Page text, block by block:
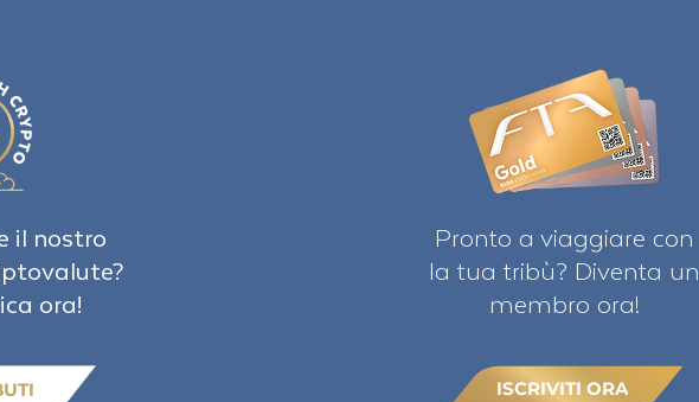
il nostro
ora!
Pronto a viaggiare con
la tua tribù? Diventa un
membro ora!
ISCRIVITI ORA